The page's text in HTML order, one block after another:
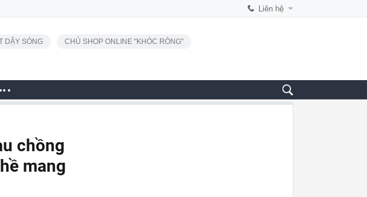
Liên hệ
DẬY SÓNG CHỦ SHOP ONLINE "KHÓC RÒNG"
chồng
mang